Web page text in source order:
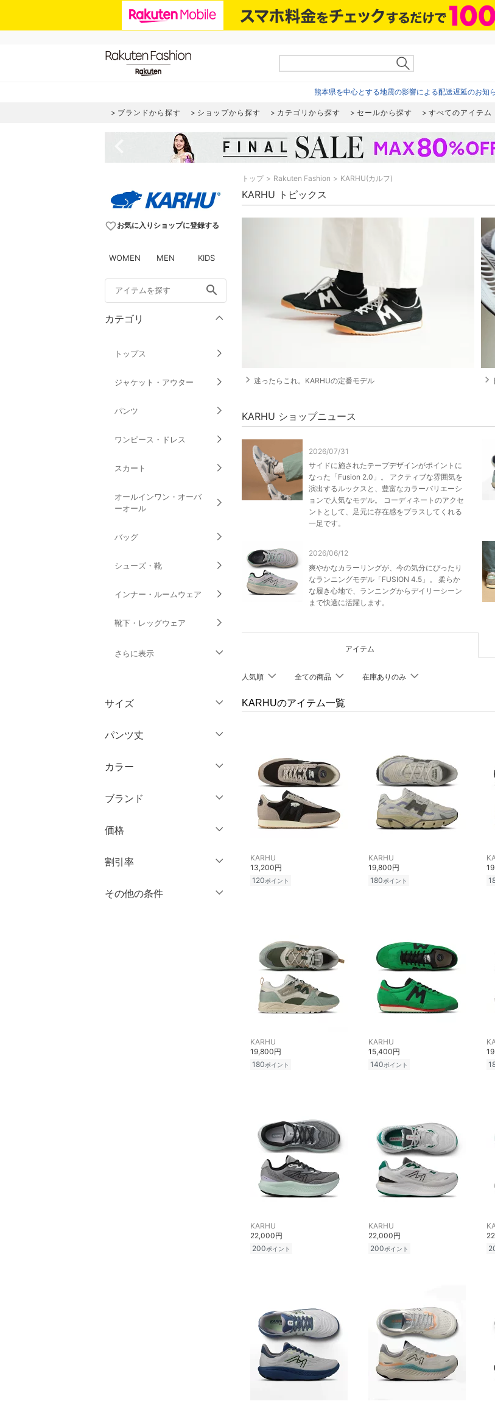
熊本県を中心とする地震の影響による配送遅延のお知
ブランドから探す ショップから探す カテゴリから探す セールから探す すべてのアイテム
favorite_borderお気に入りショップに登録する
WOMEN MEN KIDS
search
カテゴリ
トップス
ジャケット・アウター
パンツ
ワンピース・ドレス
スカート
オールインワン・オーバ
ーオール
バッグ
シューズ・靴
インナー・ルームウェア
靴下・レッグウェア
さらに表示
アクセサリー・腕時計
財布・ポーチ・ケース
帽子
ヘアアクセサリー
マタニティウェア・ベビ
ー用品
スーツ・フォーマル
水着・スイムグッズ
サイズ
ウェア（S/M/L）
M
XL
9
10
パンツ丈
～ 3分丈
5分丈・ハーフ
10分丈
12分丈 ～
クリア 絞り込み
カラー
クリア
ブランド
価格
絞り込み
割引率
％OFF～ ％OFF
その他の条件
トップ Rakuten Fashion KARHU(カルフ)
KARHU トピックス
navigate_next 迷ったらこれ。KARHUの定番モデル navigate_next
KARHU ショップニュース
2026/07/31
サイドに施されたテープデザインがポイントに
なった「Fusion 2.0」。 アクティブな雰囲気を
演出するルックスと、豊富なカラーバリエーシ
ョンで人気なモデル。 コーディネートのアクセ
ントとして、足元に存在感をプラスしてくれる
一足です。
2026/06/12
爽やかなカラーリングが、今の気分にぴったり
なランニングモデル「FUSION 4.5」。 柔らか
な履き心地で、ランニングからデイリーシーン
まで快適に活躍します。
アイテム
人気順 全ての商品 在庫ありのみ
KARHUのアイテム一覧
KARHU
13,200円
120ポイント
KARHU
19,800円
180ポイント
KARHU
19,800円
180ポイント
KARHU
15,400円
140ポイント
KARHU
22,000円
200ポイント
KARHU
22,000円
200ポイント